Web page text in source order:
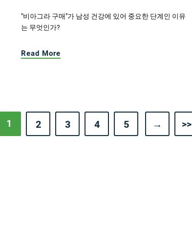
"비아그라 구매"가 남성 건강에 있어 중요한 단계인 이유
는 무엇인가?
Read More
1 2 3 4 5 → >>